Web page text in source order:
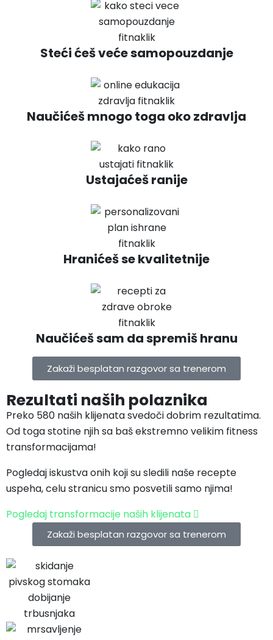
Steći ćeš veće samopouzdanje
Naučićeš mnogo toga oko zdravlja
Ustajaćeš ranije
Hranićeš se kvalitetnije
Naučićeš sam da spremiš hranu
Zakaži besplatan razgovor sa trenerom
Rezultati naših polaznika
Preko 580 naših klijenata svedoči dobrim rezultatima.
Od toga stotine njih sa baš ekstremno velikim fitness
transformacijama!
Pogledaj iskustva onih koji su sledili naše recepte
uspeha, celu stranicu smo posvetili samo njima!
Pogledaj transformacije naših klijenata
Zakaži besplatan razgovor sa trenerom